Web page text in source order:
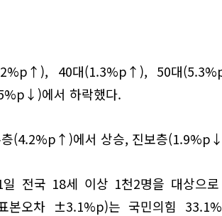
40대(1.3%p↑), 50대
에서 하락했다.
층(4.2%p↑)에서 상승, 진보층
전국 18세 이상 1천2명을 대상으
본오차 ±3.1%p)는 국민의힘